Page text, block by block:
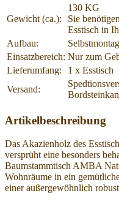
Gewicht (ca.):
130 KG
Sie
Esstisch in
Aufbau:
Einsatzbereich: Nur zum
Lieferumfang:
1 x Esstisch
Versand:
Artikelbeschreibung
Das Akazienholz des
versprüht eine besonders
Baumstammtisch AMBA
Wohnräume in ein
einer außergewöhnlich